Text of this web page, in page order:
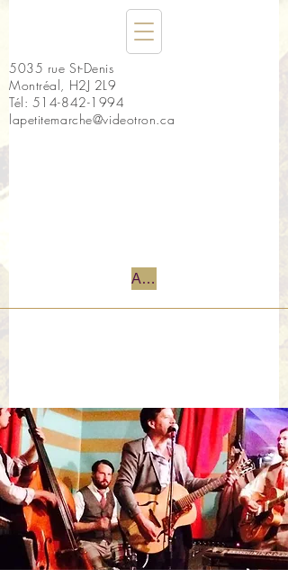
5035 rue St-Denis
Montréal, H2J 2L9
Tél: 514-842-1994
lapetitemarche@videotron.ca
Accueil